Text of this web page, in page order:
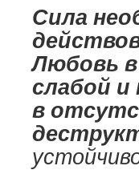
Сила
Любовь
слабой
в